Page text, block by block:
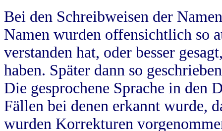
Bei den Schreibweisen der
Namen wurden offensichtlich so
verstanden hat, oder besser
haben. Später dann so
Die gesprochene Sprache in
Fällen bei denen erkannt wurde,
wurden Korrekturen